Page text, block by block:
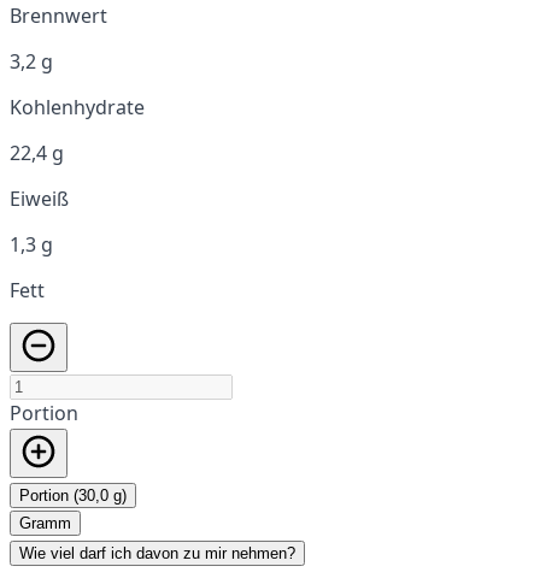
Brennwert
3,2 g
Kohlenhydrate
22,4 g
Eiweiß
1,3 g
Fett
Portion
Portion (30,0 g)
Gramm
Wie viel darf ich davon zu mir nehmen?